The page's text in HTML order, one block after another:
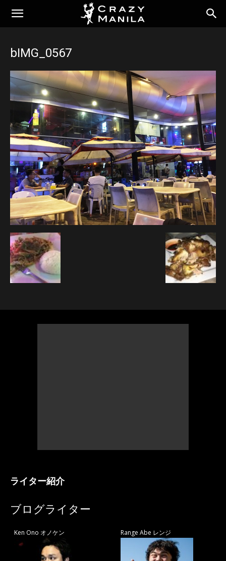
bIMG_0567
ライター紹介
ブログライター
Ken Ono オノケン Range Abe レンジ